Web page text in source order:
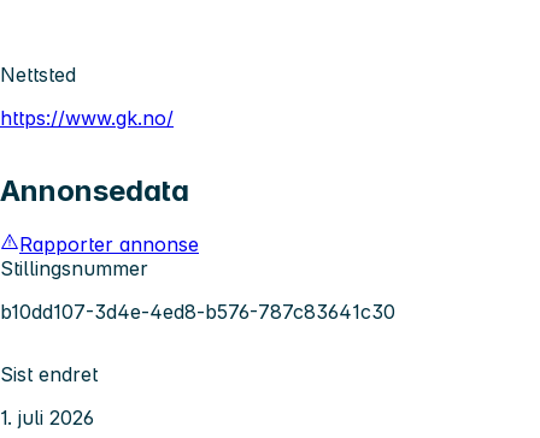
Nettsted
https://www.gk.no/
Annonsedata
Rapporter annonse
Stillingsnummer
b10dd107-3d4e-4ed8-b576-787c83641c30
Sist endret
1. juli 2026